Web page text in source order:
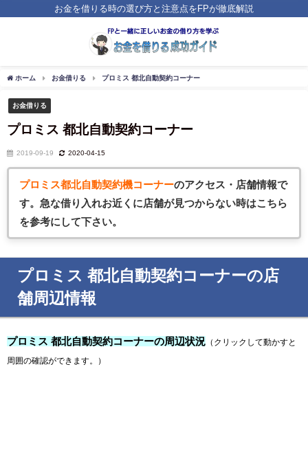
お金を借りる時の選び方と注意点をFPが徹底解説
ホーム お金借りる プロミス 都北自動契約コーナー
お金借りる
プロミス 都北自動契約コーナー
2019-09-19 2020-04-15
プロミス都北自動契約機コーナーのアクセス・店舗情報で
す。急な借 り入れお近くに店舗が見つからない時はこちら
を参考にして下さい。
プロミス 都北自動契約コーナーの店
舗周辺情報
プロミス 都北自動契約コーナーの周辺状況 （クリックして動かすと
周囲の確認ができます。）